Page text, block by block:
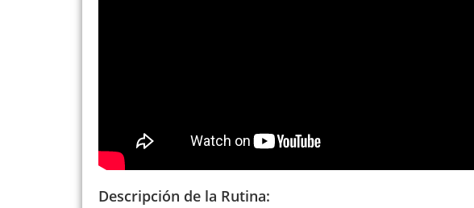
Descripción de la Rutina: